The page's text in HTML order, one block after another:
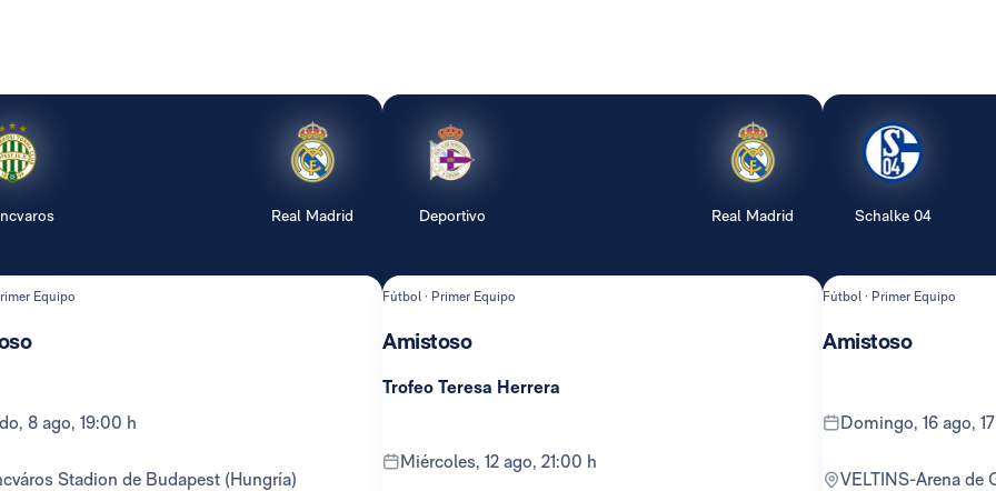
Real Madrid
Equipo
8 ago, 19:00 h
Stadion de Budapest (Hungría)
Deportivo Real Madrid
Fútbol · Primer Equipo
Amistoso
Trofeo Teresa Herrera
miércoles, 12 ago, 21:00 h
Schalke 04
Fútbol · Primer Equipo
Amistoso
domingo, 16 ago,
VELTINS-Arena